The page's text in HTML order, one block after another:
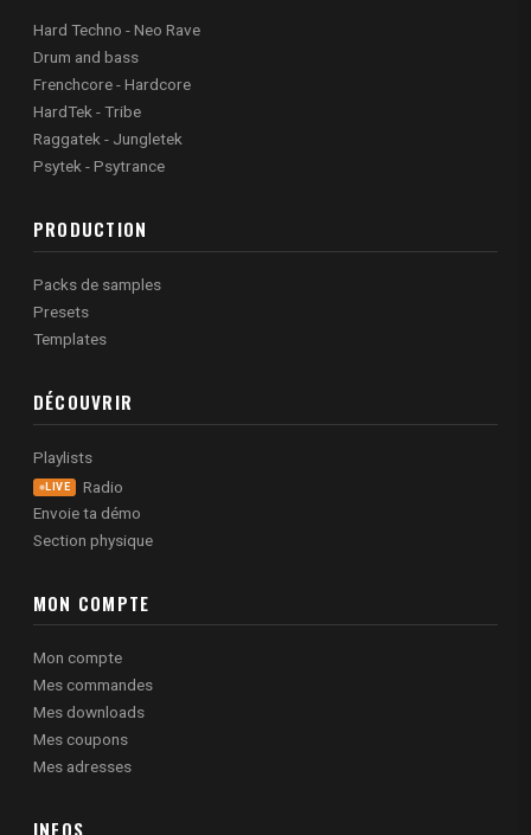
Hard Techno - Neo Rave
Drum and bass
Frenchcore - Hardcore
HardTek - Tribe
Raggatek - Jungletek
Psytek - Psytrance
PRODUCTION
Packs de samples
Presets
Templates
DÉCOUVRIR
Playlists
LIVE
Radio
Envoie ta démo
Section physique
MON COMPTE
Mon compte
Mes commandes
Mes downloads
Mes coupons
Mes adresses
INFOS